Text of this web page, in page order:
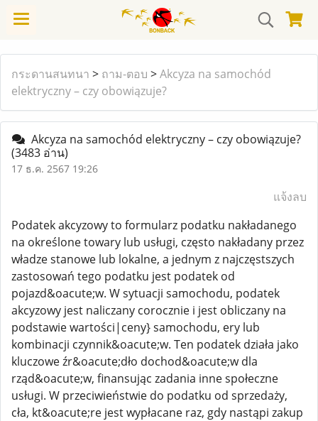
กระดานสนทนา > ถาม-ตอบ >Akcyza na samochód
elektryczny – czy obowiązuje?
Akcyza na samochód elektryczny – czy obowiązuje?
(3483 อ่าน)
17 ธ.ค. 2567 19:26
แจ้งลบ
Podatek akcyzowy to formularz podatku nakładanego
na określone towary lub usługi, często nakładany przez
władze stanowe lub lokalne, a jednym z najczęstszych
zastosowań tego podatku jest podatek od
pojazd&oacute;w. W sytuacji samochodu, podatek
akcyzowy jest naliczany corocznie i jest obliczany na
podstawie wartości|ceny} samochodu, ery lub
kombinacji czynnik&oacute;w. Ten podatek działa jako
kluczowe źr&oacute;dło dochod&oacute;w dla
rząd&oacute;w, finansując zadania inne społeczne
usługi. W przeciwieństwie do podatku od sprzedaży,
cła, kt&oacute;re jest wypłacane raz, gdy nastąpi zakup